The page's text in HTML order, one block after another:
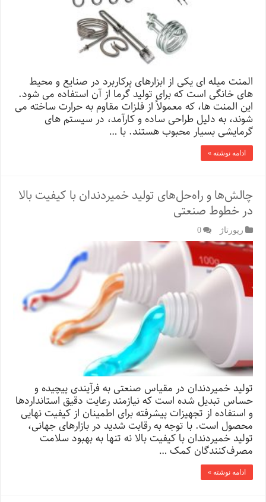
المنت میله ای یکی از ابزارهای پرکاربرد در صنایع و محیط
های خانگی است که برای تولید گرما از آن استفاده می شود.
این المنت ها، که معمولاً از فلزات مقاوم به حرارت ساخته می
شوند، به دلیل طراحی ساده و کارآمد، در سیستم های
گرمایشی بسیار محبوب هستند. با …
ادامه نوشته »
چالش‌ها و راه‌حل‌های تولید خمیردندان با کیفیت بالا
در خطوط صنعتی
رپورتاژ‌ 0
تولید خمیردندان در مقیاس صنعتی به فرآیندی پیچیده و
حساس تبدیل شده است که نیازمند رعایت دقیق استانداردها
و استفاده از تجهیزات پیشرفته برای اطمینان از کیفیت نهایی
محصول است. با توجه به رقابت شدید در بازارهای جهانی،
تولید خمیردندان با کیفیت بالا نه تنها به بهبود سلامت
مصرف‌کنندگان کمک …
ادامه نوشته »